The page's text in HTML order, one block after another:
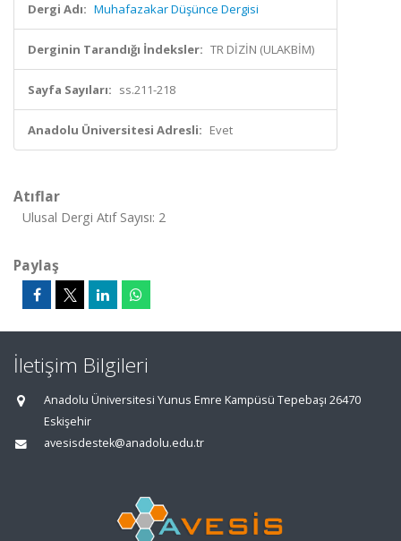
Dergi Adı: Muhafazakar Düşünce Dergisi
Derginin Tarandığı İndeksler: TR DİZİN (ULAKBİM)
Sayfa Sayıları: ss.211-218
Anadolu Üniversitesi Adresli: Evet
Atıflar
Ulusal Dergi Atıf Sayısı: 2
Paylaş
İletişim Bilgileri
Anadolu Üniversitesi Yunus Emre Kampüsü Tepebaşı 26470
Eskişehir
avesisdestek@anadolu.edu.tr